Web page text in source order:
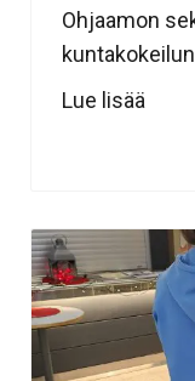
Ohjaamon
Lue lisää